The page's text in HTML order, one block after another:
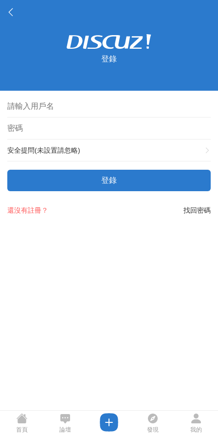
登錄
安全提問(未設置請忽略)
登錄
找回密碼
還沒有註冊？
首頁 論壇 發現 我的